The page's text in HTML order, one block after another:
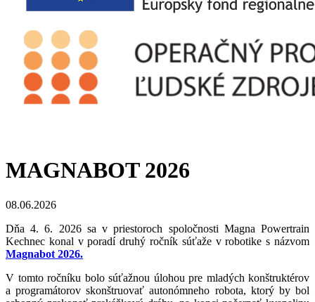
MAGNABOT 2026
08.06.2026
Dňa 4. 6. 2026 sa v priestoroch spoločnosti Magna Powertrain
Kechnec konal v poradí druhý ročník súťaže v robotike s názvom
Magnabot 2026.
V tomto ročníku bolo súťažnou úlohou pre mladých konštruktérov
a programátorov skonštruovať autonómneho robota, ktorý by bol